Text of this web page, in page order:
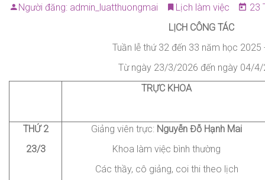
Người đăng: admin_luatthuongmai Lịch làm việc
23
LỊCH CÔNG TÁC
Tuần lễ thứ 32 đến 33 năm học 2025
Từ ngày 23/3/2026 đến ngày 04/
TRỰC KHOA
THỨ 2
23/3
Giảng viên trực: Nguyễn Đỗ Hạnh Mai
Khoa làm việc bình thường
Các thầy, cô giảng, coi thitheo lịch